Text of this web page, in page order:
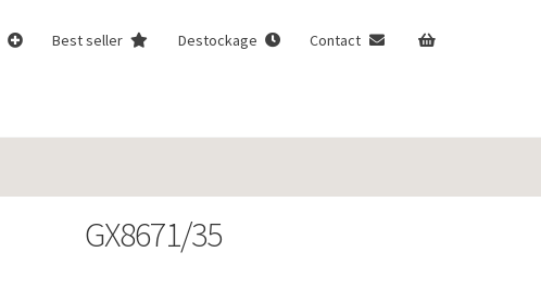
Best seller Destockage Contact
GX8671/35